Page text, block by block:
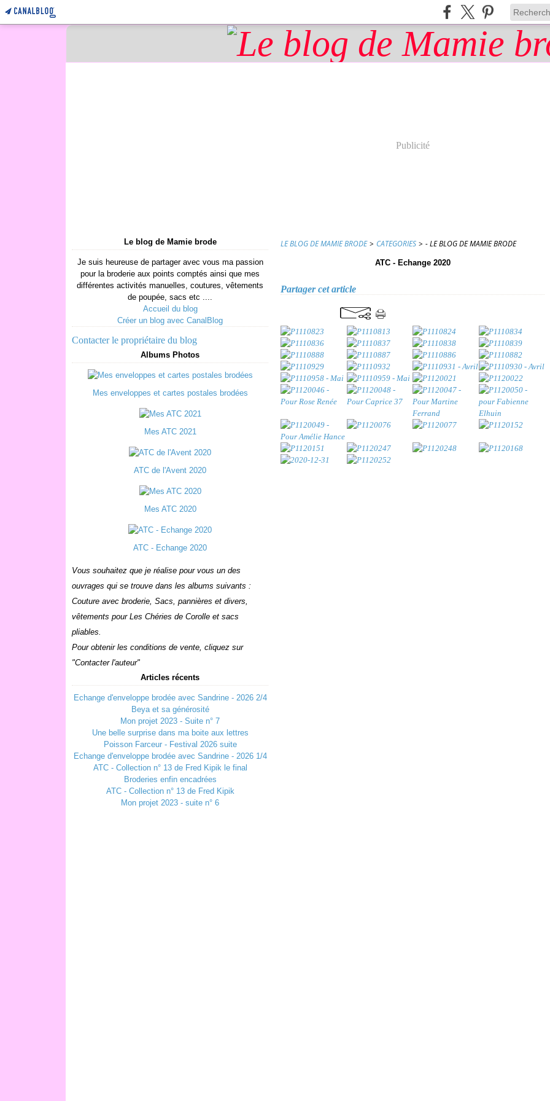
Publicité
Le blog de Mamie brode
Je suis heureuse de partager avec vous ma passion
pour la broderie aux points comptés ainsi que mes
différentes activités manuelles, coutures, vêtements
de poupée, sacs etc ....
Accueil du blog
Créer un blog avec CanalBlog
Contacter le propriétaire du blog
Albums Photos
Mes enveloppes et cartes postales brodées
Mes ATC 2021
ATC de l'Avent 2020
Mes ATC 2020
ATC - Echange 2020
Vous souhaitez que je réalise pour vous un des
ouvrages qui se trouve dans les albums suivants :
Couture avec broderie, Sacs, pannières et divers,
vêtements pour Les Chéries de Corolle et sacs
pliables.
Pour obtenir les conditions de vente, cliquez sur
"Contacter l'auteur"
Articles récents
Echange d'enveloppe brodée avec Sandrine - 2026 2/4
Beya et sa générosité
Mon projet 2023 - Suite n° 7
Une belle surprise dans ma boite aux lettres
Poisson Farceur - Festival 2026 suite
Echange d'enveloppe brodée avec Sandrine - 2026 1/4
ATC - Collection n° 13 de Fred Kipik le final
Broderies enfin encadrées
ATC - Collection n° 13 de Fred Kipik
Mon projet 2023 - suite n° 6
LE BLOG DE MAMIE BRODE > CATEGORIES > - LE BLOG DE MAMIE BRODE
ATC - Echange 2020
Partager cet article